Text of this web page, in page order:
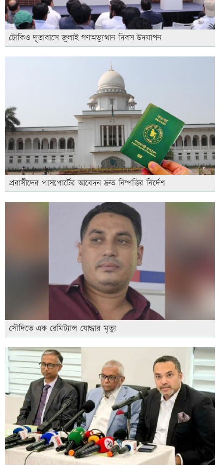
টোকিও দূতাবাসে জুলাই গণঅভ্যুত্থান দিবস উদযাপন
প্রবাসীদের পাসপোর্টের আবেদন দ্রুত নিষ্পত্তির নির্দেশ
সৌদিতে এক রেমিট্যান্স যোদ্ধার মৃত্যু